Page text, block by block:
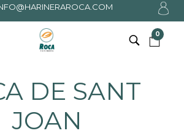
0
DE SANT
JOAN